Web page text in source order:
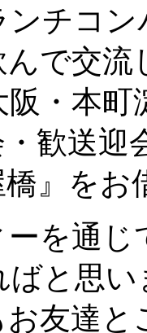
チコ
で交流
阪・本
歓送迎
』をお
を通
ばと思い
友達